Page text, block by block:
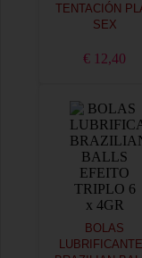
TENTACIÓN
SEX
€ 12,40
BOLAS